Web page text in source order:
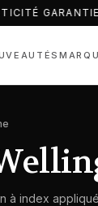
à index